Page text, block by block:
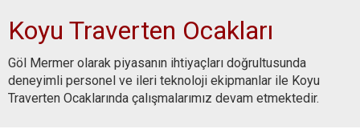
Koyu Traverten Ocakları
Göl Mermer olarak piyasanın ihtiyaçları doğrultusunda
deneyimli personel ve ileri teknoloji ekipmanlar ile Koyu
Traverten Ocaklarında çalışmalarımız devam etmektedir.